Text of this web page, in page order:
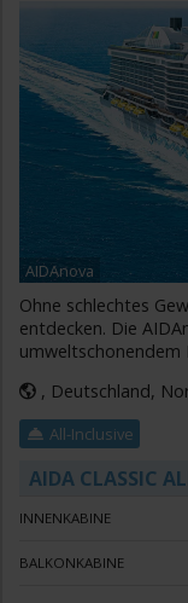
AIDAnova
Ohne schlechtes
entdecken. Die
umweltschonendem
, Deutschland,
All-Inclusive
AIDA CLASSIC
INNENKABINE
BALKONKABINE